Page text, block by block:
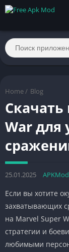
Home / Blog
Скачать
War для
25.01.2025 APKMod
Если вы хотите
захватывающих
на Marvel Super
стратегии и
любимыми